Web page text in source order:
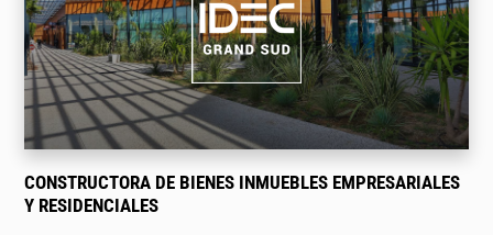
CONSTRUCTORA DE BIENES INMUEBLES EMPRESARIALES
Y RESIDENCIALES